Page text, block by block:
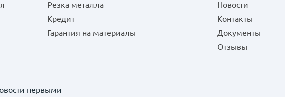
Резка металла
Кредит
Гарантия на материалы
Новости
Контакты
Документы
Отзывы
первыми